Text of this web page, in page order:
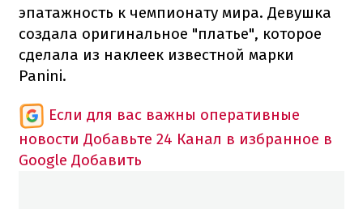
эпатажность к чемпионату мира. Девушка
создала оригинальное "платье", которое
сделала из наклеек известной марки
Panini.
Если для вас важны оперативные
новости Добавьте 24 Канал в избранное в
Google Добавить